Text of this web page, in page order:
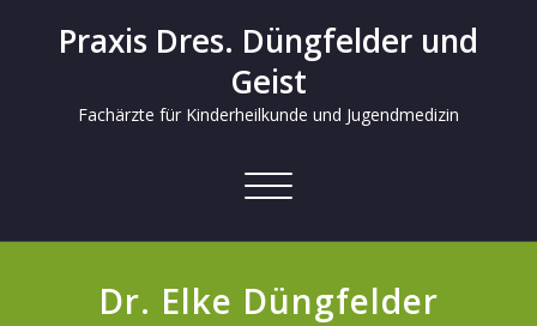
Praxis Dres. Düngfelder und
Geist
Fachärzte für Kinderheilkunde und Jugendmedizin
Schalte
Dr. Elke Düngfelder